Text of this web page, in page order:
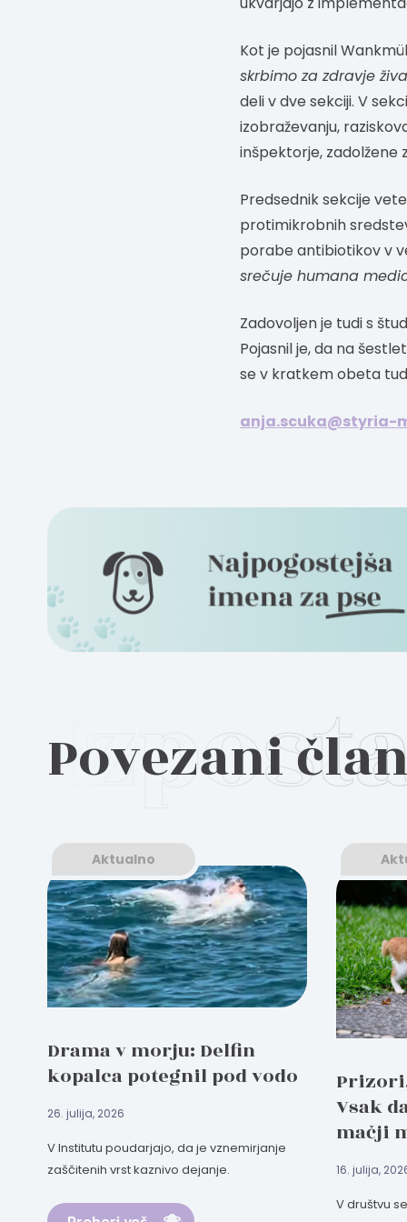
Kot je pojasnil
skrbimo za zdravje
deli v dve sekciji. V
izobraževanju,
inšpektorje, zadolžene
Predsednik sekcije
protimikrobnih
porabe antibiotikov v
srečuje humana
Zadovoljen je tudi s
Pojasnil je, da na
se v kratkem obeta
anja.scuka@styria-
Povezani
Aktualno
Drama v morju: Delfin
kopalca potegnil pod vodo
26. julija, 2026
V Institutu poudarjajo, da je vznemirjanje
zaščitenih vrst kaznivo dejanje.
Vsak
mačji
16. julija,
V društvu